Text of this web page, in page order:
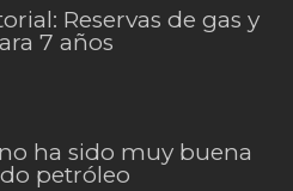
Reservas de gas y
7 años
ha sido muy buena
petróleo